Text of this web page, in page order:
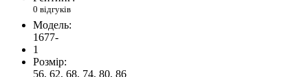
0 відгуків
Модель:
1677-
1
Розмір:
56, 62, 68, 74, 80, 86